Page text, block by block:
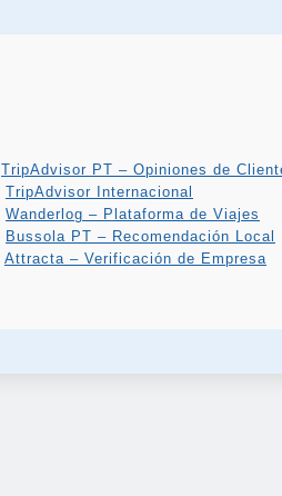
TripAdvisor PT – Opiniones de
TripAdvisor Internacional
Wanderlog – Plataforma de Viajes
Bussola PT – Recomendación Local
Attracta – Verificación de Empresa